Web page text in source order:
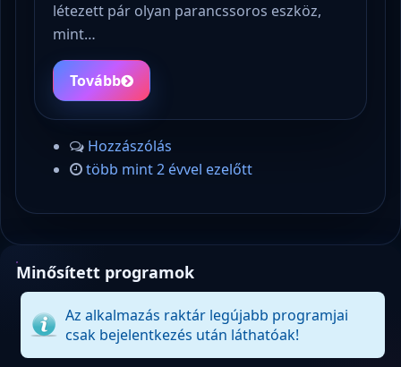
létezett pár olyan parancssoros eszköz,
mint…
Tovább
Hozzászólás
több mint 2 évvel ezelőtt
Minősített programok
Az alkalmazás raktár legújabb programjai
csak bejelentkezés után láthatóak!